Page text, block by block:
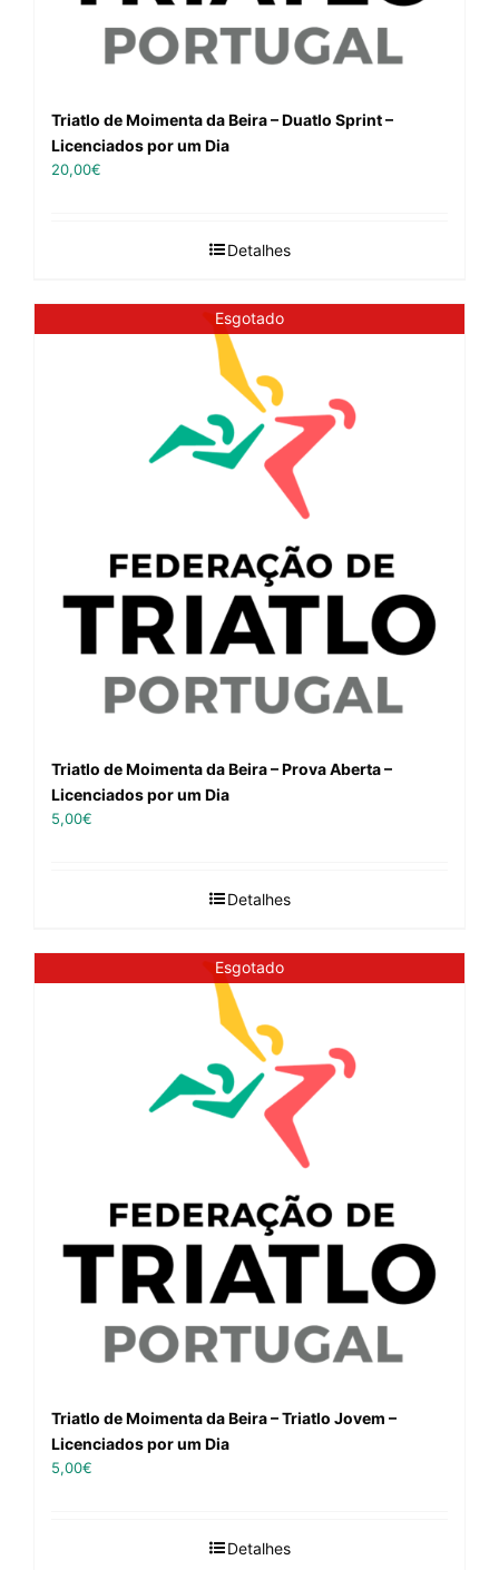
Triatlo de Moimenta da Beira – Duatlo Sprint –
Licenciados por um Dia
20,00€
Detalhes
Esgotado
Triatlo de Moimenta da Beira – Prova Aberta –
Licenciados por um Dia
5,00€
Detalhes
Esgotado
Triatlo de Moimenta da Beira – Triatlo Jovem –
Licenciados por um Dia
5,00€
Detalhes